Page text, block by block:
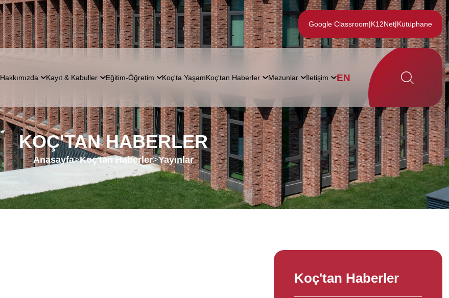
Google Classroom|K12Net|Kütüphane
Hakkımızda Kayıt & Kabuller Eğitim-Öğretim Koç'ta YaşamKoç'tan Haberler Mezunlar İletişim EN
KOÇ'TAN HABERLER
Anasayfa>Koç'tan Haberler>Yayınlar
Koç'tan Haberler